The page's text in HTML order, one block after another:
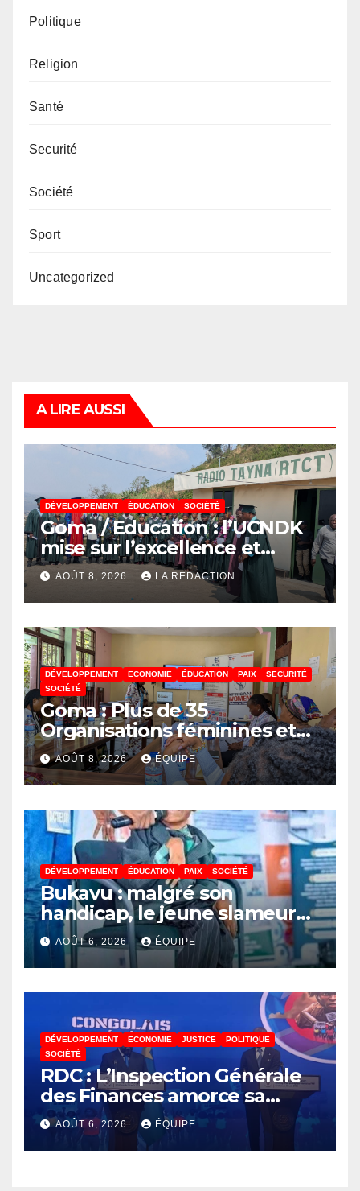
Politique
Religion
Santé
Securité
Société
Sport
Uncategorized
A LIRE AUSSI
DÉVELOPPEMENT ÉDUCATION SOCIÉTÉ
Goma / Education : l’UCNDK
mise sur l’excellence et
l’employabilité des jeunes
AOÛT 8, 2026 LA REDACTION
DÉVELOPPEMENT ECONOMIE ÉDUCATION PAIX
SECURITÉ
SOCIÉTÉ
Goma : Plus de 35
Organisations féminines et
associations des jeunes
réunies pour parler paix
AOÛT 8, 2026 ÉQUIPE
DÉVELOPPEMENT ÉDUCATION PAIX SOCIÉTÉ
Bukavu : malgré son
handicap, le jeune slameur
Akonkwa Kenyata Bernard
lance un appel à la solidarité
pour poursuivre ses études
AOÛT 6, 2026 ÉQUIPE
DÉVELOPPEMENT ECONOMIE JUSTICE
POLITIQUE
SOCIÉTÉ
RDC : L’Inspection Générale
des Finances amorce sa
révolution numérique pour
un contrôle permanent des
finances publiques
AOÛT 6, 2026 ÉQUIPE